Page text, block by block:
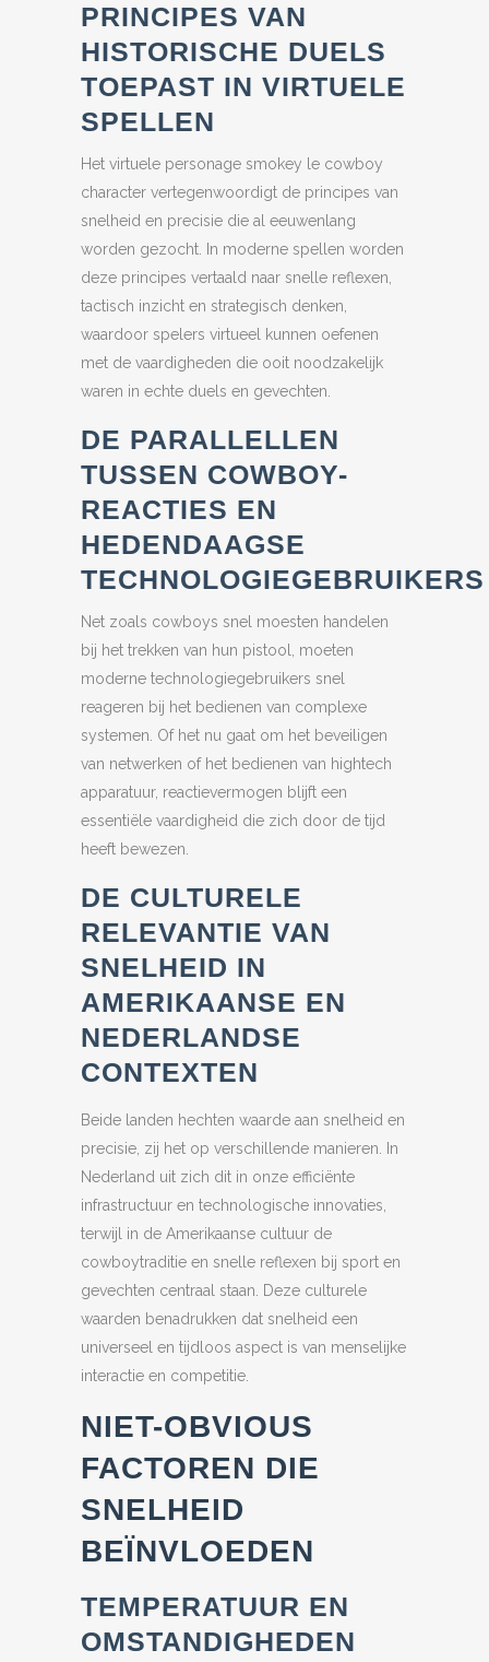
PRINCIPES VAN
HISTORISCHE DUELS
TOEPAST IN VIRTUELE
SPELLEN
Het virtuele personage smokey le cowboy
character vertegenwoordigt de principes van
snelheid en precisie die al eeuwenlang
worden gezocht. In moderne spellen worden
deze principes vertaald naar snelle reflexen,
tactisch inzicht en strategisch denken,
waardoor spelers virtueel kunnen oefenen
met de vaardigheden die ooit noodzakelijk
waren in echte duels en gevechten.
DE PARALLELLEN
TUSSEN COWBOY-
REACTIES EN
HEDENDAAGSE
TECHNOLOGIEGEBRUIKERS
Net zoals cowboys snel moesten handelen
bij het trekken van hun pistool, moeten
moderne technologiegebruikers snel
reageren bij het bedienen van complexe
systemen. Of het nu gaat om het beveiligen
van netwerken of het bedienen van hightech
apparatuur, reactievermogen blijft een
essentiële vaardigheid die zich door de tijd
heeft bewezen.
DE CULTURELE
RELEVANTIE VAN
SNELHEID IN
AMERIKAANSE EN
NEDERLANDSE
CONTEXTEN
Beide landen hechten waarde aan snelheid en
precisie, zij het op verschillende manieren. In
Nederland uit zich dit in onze efficiënte
infrastructuur en technologische innovaties,
terwijl in de Amerikaanse cultuur de
cowboytraditie en snelle reflexen bij sport en
gevechten centraal staan. Deze culturele
waarden benadrukken dat snelheid een
universeel en tijdloos aspect is van menselijke
interactie en competitie.
NIET-OBVIOUS
FACTOREN DIE
SNELHEID
BEÏNVLOEDEN
TEMPERATUUR EN
OMSTANDIGHEDEN